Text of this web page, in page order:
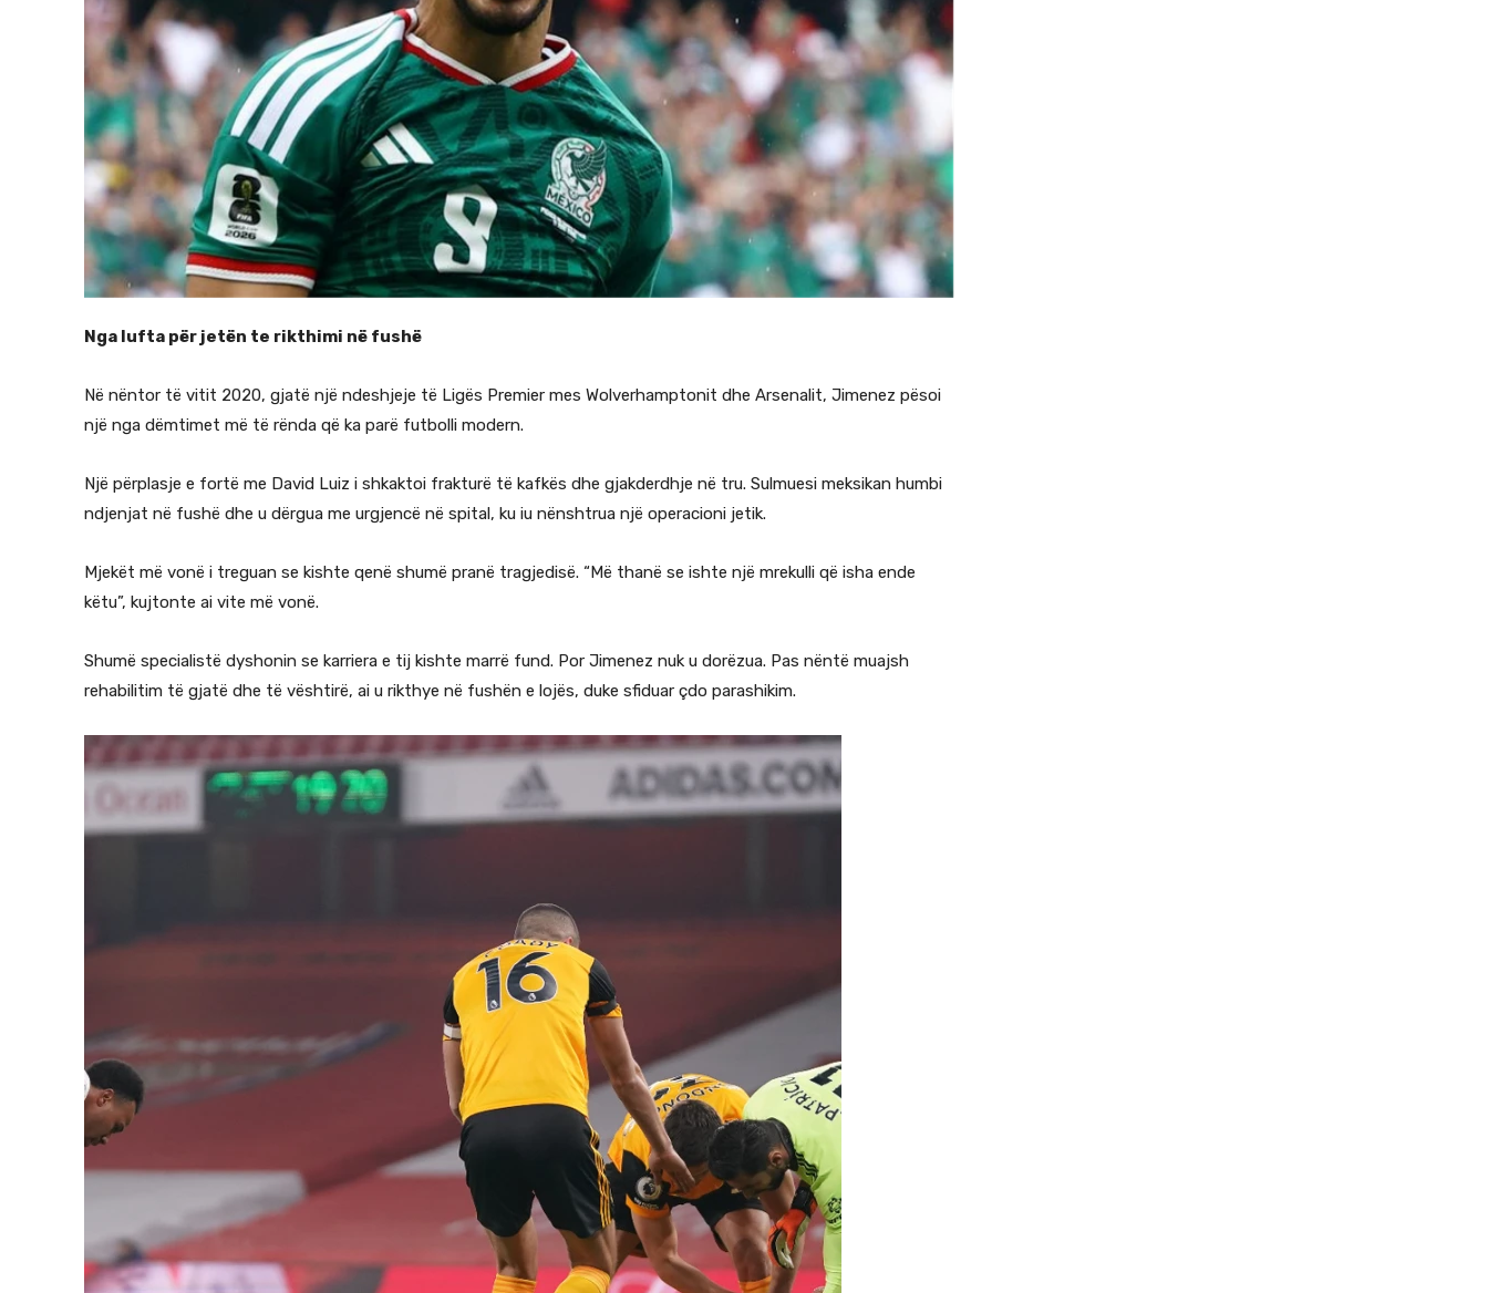
Nga lufta për jetën te rikthimi në fushë
Në nëntor të vitit 2020, gjatë një ndeshjeje të Ligës Premier mes Wolverhamptonit dhe Arsenalit, Jimenez pësoi
një nga dëmtimet më të rënda që ka parë futbolli modern.
Një përplasje e fortë me David Luiz i shkaktoi frakturë të kafkës dhe gjakderdhje në tru. Sulmuesi meksikan humbi
ndjenjat në fushë dhe u dërgua me urgjencë në spital, ku iu nënshtrua një operacioni jetik.
Mjekët më vonë i treguan se kishte qenë shumë pranë tragjedisë. “Më thanë se ishte një mrekulli që isha ende
këtu”, kujtonte ai vite më vonë.
Shumë specialistë dyshonin se karriera e tij kishte marrë fund. Por Jimenez nuk u dorëzua. Pas nëntë muajsh
rehabilitim të gjatë dhe të vështirë, ai u rikthye në fushën e lojës, duke sfiduar çdo parashikim.